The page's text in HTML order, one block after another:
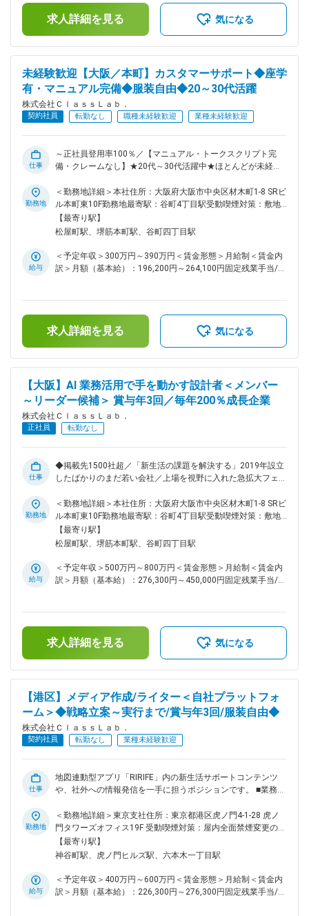
継続的に追います。改善点があれば提案し、実際の利用者とコ
ミュニケーションを重ねて理解度を高めます。 AIの知識は入
社後に習得可能ですが、日常的に触れている方はキャッチアッ
提案から活用支援まで一貫して担えるため、企業の変化を目で
見て実感できます。改善提案が採用されることも多く、主体的
に動くほど成果に直結します。顧客と深く関わる営業をしたい
方に適した環境です。 ■働く環境 大阪本社での勤務となりま
す。現在の担当者も異業種からの転職者で、社内の業務効率化
に携わっていた経験を活かし活躍しています。AI活用の知識は
働きやすい環境 ■キャリアパス 実績に応じて、正社員として
事業拡大の中心を担うポジションへ進むことができます。企業
は企画・事業推進などにも挑戦できます。 ■当社について 電
気・水道・ガス・インターネットなど、生活に欠かせないイン
フラサービスの契約サポートや代行サービスをご提供していま
す。 2019年設立のまだ若い会社ですが、既に1500社以上提携
範囲：会社の定める業務
＞※経験・能力を考慮し、決定します。上記予定年収は支給予
定の賞与含めた金額となっております。■昇給 年1回■賞与 年3
回（3月・7月・11月／昨年度実績：2～5ヶ月分）賃金はあく
ます。月給(月額)は固定手当を含めた表記です。
求人詳細を見る 気になる
未経験歓迎【大阪／本町】カスタマーサポート◆座学
有・マニュアル完備◆服装自由◆20～30代活躍
株式会社ＣｌａｓｓＬａｂ．
契約社員 転勤なし 職種未経験歓迎 業種未経験歓迎
仕事
～正社員登用率100％／【マニュアル・トークスクリプト完
備・クレームなし】★20代～30代活躍中★ほとんどが未経験
ス・インターネットといったライフラインの契約代行を軸に事
業展開をしている会社です！ 今回は、《カスタマーサポー
ト》としてウォーターサーバーやWi-Fiをご案内いただく方を
募集しています。 ■業務内容 ウォーターサーバーやWi-Fiに興
★ライフラインの担当者からのトスアップになるためクレーム
なし ★アポイントは別担当者が取得するためご提案のみお任
情報と間違いないか確認します。 ▼契約サービスの確認 ご興
味のある方向けのご提案のため、ウォーターサーバーやWi-Fi
のご提案を行い成約を目指します。 ■入社後の流れ ▼座学研
修（1週間程度） 入社したら、まずは座学にて業務に必要な知
け方や自社システムの操作方法などを覚えていきましょう。
できることから少しずつ業務をお任せします。 ▼独り立ち 独
り立ち後もサポートは継続しますのでご安心ください。 ■将来
のキャリアパス 未経験で入社をして、2～3年でアルバイトを
まとめるリーダーに、3～4年で社員をまとめるマネージャー
へ 頑張り次第で早期からキャリアアップを目指せます！ 先輩
デル年収】 年収400万円（月給27万円+賞与76万円）／入社1
年目 23歳・未経験入社 年収500万円（月給35万円+賞与80
万円+賞与150万円）／入社5年目 32歳・未経験入社 変更の
範囲：会社の定める業務
勤務地
＜勤務地詳細＞本社住所：大阪府大阪市中央区材木町1-8 SRビ
ル本町東10F勤務地最寄駅：谷町4丁目駅受動喫煙対策：敷地
内喫煙可能場所あり変更の範囲：無
【最寄り駅】
松屋町駅、堺筋本町駅、谷町四丁目駅
給与
＜予定年収＞300万円～390万円＜賃金形態＞月給制＜賃金内
訳＞月額（基本給）：196,200円～264,100円固定残業手当/
＜給与補足＞※固定残業超過分を追加支給※上記予定年収は支
給予定の賞与含めた金額■昇給：年1回(4月)■賞与：年3回
（3・7・11月）賃金はあくまでも目安の金額であり、選考を
めた表記です。
求人詳細を見る 気になる
【大阪】AI 業務活用で手を動かす設計者＜メンバー
～リーダー候補＞ 賞与年3回／毎年200％成長企業
株式会社ＣｌａｓｓＬａｂ．
正社員 転勤なし
仕事
◆掲載先1500社超／「新生活の課題を解決する」2019年設立
したばかりのまだ若い会社／上場を視野に入れた急拡大フェー
業を主軸に、メディア事業・SaaS開発を多角展開する当社に
て、社内業務改革チームのメンバー～リーダー候補として、コ
ールセンター業務を中心とした 現場 OP 改善 + 仕組み化 を担
っていただきます。 【ミッション】 ・ライフライン代行業務
定 → 業務改善設計 → 自ら実装 までワンストップで完遂 ・生
成 AI を業務インフラとして使い倒した実装によるワークフロ
ル選択は柔軟） ・ローコード/AIエージェント開発による業務
BPR 【業務内容（具体例）】 ・現場ヒアリング → 業務フロー
構造化 → 改善 PoC（GAS + AI コーディングエージェント +
Python） ・AI×QR×GAS 等の複合ワークフロー設計・実装 ・
グ自動化 ・マニュアル整備、属人業務の仕組み化 ・営業ナレ
ッジの蓄積、市場調査、施策効果測定 【入社後のステージ】
1. 入社初期 3-6ヶ月: メンバー業務として、データ一元化・煩
雑化マニュアルの整備・料金表参照先の明確化など、現場の具
体的業務改善から着手 2. 6ヶ月以降: 試用期間終了時の評価で
EA2 リーダー候補 or メンバー継続 を判定 ※ 即戦力前提のオフ
べく幅広い企画にチャレンジすることが可能。裁量をもって業
務を進められるため、多くの経験が積める環境です。 より市
の範囲：会社の定める業務
勤務地
＜勤務地詳細＞本社住所：大阪府大阪市中央区材木町1-8 SRビ
ル本町東10F勤務地最寄駅：谷町4丁目駅受動喫煙対策：敷地
内喫煙可能場所あり変更の範囲：無
【最寄り駅】
松屋町駅、堺筋本町駅、谷町四丁目駅
給与
＜予定年収＞500万円～800万円＜賃金形態＞月給制＜賃金内
訳＞月額（基本給）：276,300円～450,000円固定残業手当/
＜給与補足＞※経験・実績により優遇 / 試用期間終了時に評価
でレンジ内ストレッチ※固定残業超過分を追加支給■昇給：年1
回(4月)■賞与：年3回（3月・7月・11月）/ 想定 2.4ヶ月相当
り、選考を通じて上下する可能性があります。月給(月額)は固
定手当を含めた表記です。
求人詳細を見る 気になる
【港区】メディア作成/ライター＜自社プラットフォ
ーム＞◆戦略立案～実行まで/賞与年3回/服装自由◆
株式会社ＣｌａｓｓＬａｂ．
契約社員 転勤なし 業種未経験歓迎
仕事
地図連動型アプリ「RIRIFE」内の新生活サポートコンテンツ
や、社外への情報発信を一手に担うポジションです。 ■業務内
り、現在メディアのバリエーションの拡大を進めており、体制
強化のため採用です。 業務委託パートナーへの記事編集依
頼・ディレクション、メディア掲載用記事の制作、数値分析や
課題立案を行います。CV拡大と送客数拡大を目指す成長事業
から具体的なアクションまでを担当。業務委託ディレクターや
ライターへの指示出し、各数値の分析や課題立案、今後の対策
勤務地
＜勤務地詳細＞東京支社住所：東京都港区虎ノ門4-1-28 虎ノ
門タワーズオフィス19F 受動喫煙対策：屋内全面禁煙変更の範
囲：会社の定める事業所
【最寄り駅】
神谷町駅、虎ノ門ヒルズ駅、六本木一丁目駅
給与
＜予定年収＞400万円～600万円＜賃金形態＞月給制＜賃金内
訳＞月額（基本給）：226,300円～276,300円固定残業手当/